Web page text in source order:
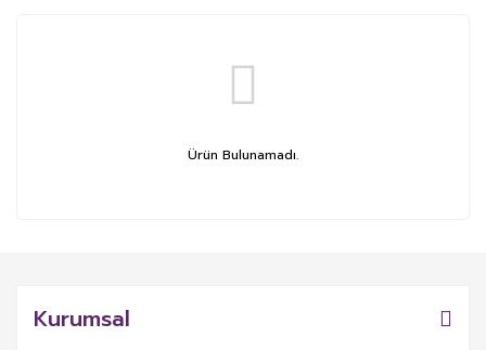
Ürün Bulunamadı.
Kurumsal